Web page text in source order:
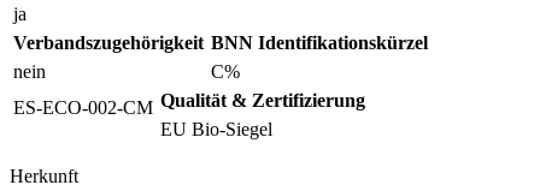
ja
Verbandszugehörigkeit
nein
BNN Identifikationskürzel
C%
ES-ECO-002-CM Qualität & Zertifizierung
EU Bio-Siegel
Herkunft